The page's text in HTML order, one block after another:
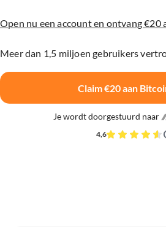
Open nu een account en ontvang €20
Meer dan 1,5 miljoen gebruikers
Claim €20 aan
Je wordt doorgestuurd naar
4,6